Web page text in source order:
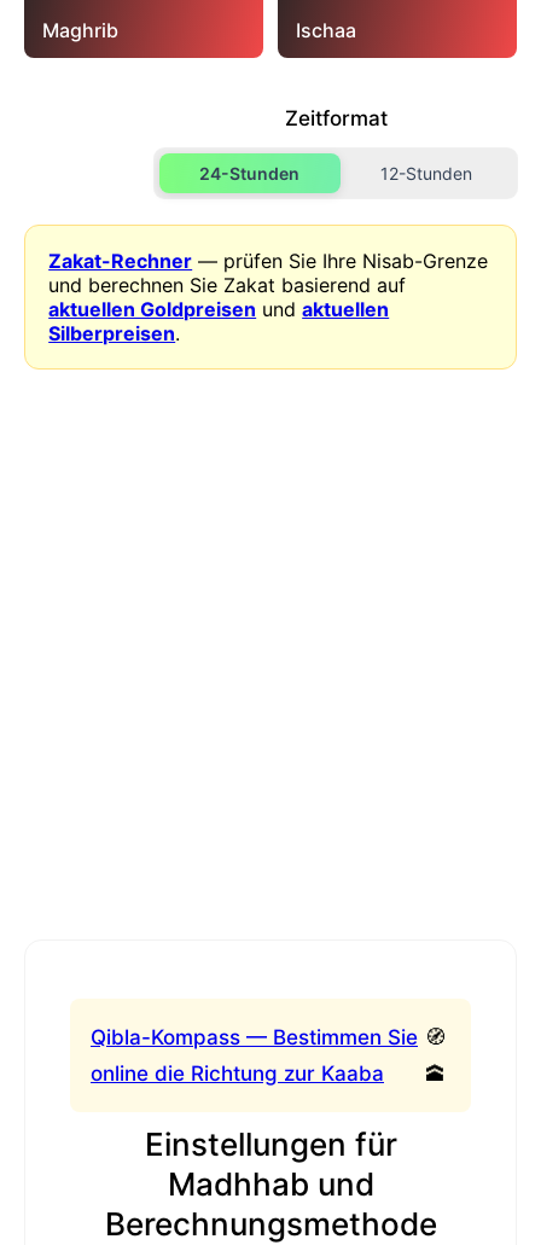
Maghrib Ischaa
Zeitformat
24-Stunden 12-Stunden
Zakat-Rechner — prüfen Sie Ihre Nisab-Grenze
und berechnen Sie Zakat basierend auf
aktuellen Goldpreisen undaktuellen
Silberpreisen.
Qibla-Kompass — Bestimmen Sie
online die Richtung zur Kaaba
🧭
🕋
Einstellungen für
Madhhab und
Berechnungsmethode